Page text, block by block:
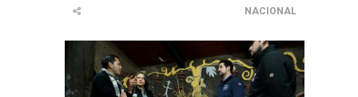
NACIONAL